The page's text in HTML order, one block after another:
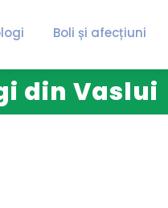
Boli și afecțiuni
din Vaslui